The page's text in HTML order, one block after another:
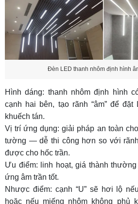
Đèn LED thanh nhôm định hình
Hình dáng: thanh nhôm định hình
cạnh hai bên, tạo rãnh “âm” để đặt
khuếch tán.
Vị trí ứng dụng: giải pháp an toàn
tường — dễ thi công hơn so với
được cho hốc trần.
Ưu điểm: linh hoạt, giá thành
ứng âm trần tốt.
Nhược điểm: cạnh “U” sẽ hơi lộ
hoặc nếu miếng nhôm không phủ